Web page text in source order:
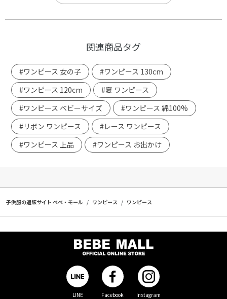
関連商品タグ
#ワンピース 女の子
#ワンピース 130cm
#ワンピース 120cm
#夏 ワンピース
#ワンピース ベビーサイズ
#ワンピース 綿100%
#リボン ワンピース
#レース ワンピース
#ワンピース 上品
#ワンピース お出かけ
子供服の通販サイト ベベ・モール ワンピース ワンピース
LINE Facebook Instagram